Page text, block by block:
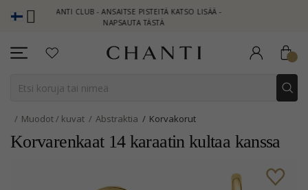
CHANTI CLUB - ANSAITSE PISTEITÄ KATSO LISÄÄ -
NAPSAUTA TÄSTÄ
Muodot / kuvat Abstraktia Korvakorut
Korvarenkaat 14 karaatin kultaa kanssa